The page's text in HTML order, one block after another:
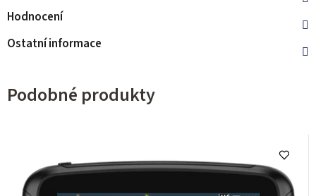
Hodnocení
Ostatní informace
Podobné produkty